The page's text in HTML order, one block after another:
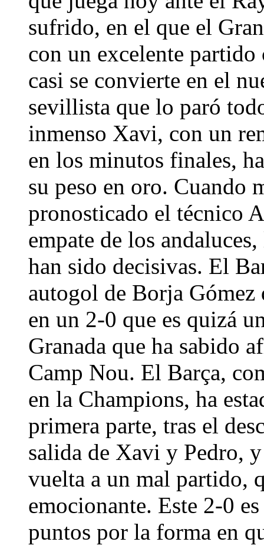
sufrido, en el que el
con un excelente
casi se convierte en el
sevillista que lo paró
inmenso Xavi, con un
en los minutos finales,
su peso en oro. Cuando
pronosticado el técnico
empate de los
han sido decisivas. El
autogol de Borja
en un 2-0 que es quizá
Granada que ha sabido
Camp Nou. El Barça,
en la Champions, ha
primera parte, tras el
salida de Xavi y Pedro,
vuelta a un mal partido,
emocionante. Este 2-0
puntos por la forma en